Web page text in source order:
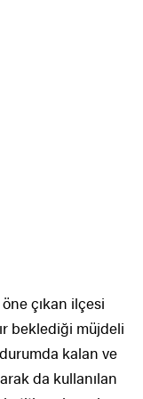
çıkan ilçesi
beklediği müjdeli
kalan ve
da kullanılan